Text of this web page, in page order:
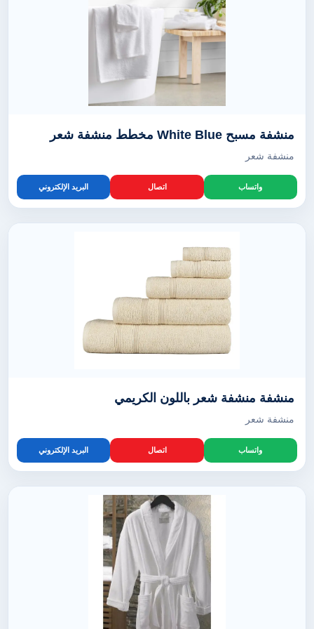
منشفة مسبح White Blue مخطط منشفة شعر
منشفة شعر
واتساب اتصال البريد الإلكتروني
منشفة منشفة شعر باللون الكريمي
منشفة شعر
واتساب اتصال البريد الإلكتروني